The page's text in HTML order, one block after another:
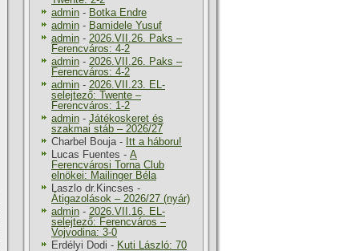
admin - Botka Endre
admin - Bamidele Yusuf
admin - 2026.VII.26. Paks –
Ferencváros: 4-2
admin - 2026.VII.26. Paks –
Ferencváros: 4-2
admin - 2026.VII.23. EL-
selejtező: Twente –
Ferencváros: 1-2
admin - Játékoskeret és
szakmai stáb – 2026/27
Charbel Bouja- Itt a háboru!
Lucas Fuentes - A
Ferencvárosi Torna Club
elnökei: Mailinger Béla
Laszlo dr.Kincses -
Átigazolások – 2026/27 (nyár)
admin - 2026.VII.16. EL-
selejtező: Ferencváros –
Vojvodina: 3-0
Erdélyi Dodi - Kuti László: 70